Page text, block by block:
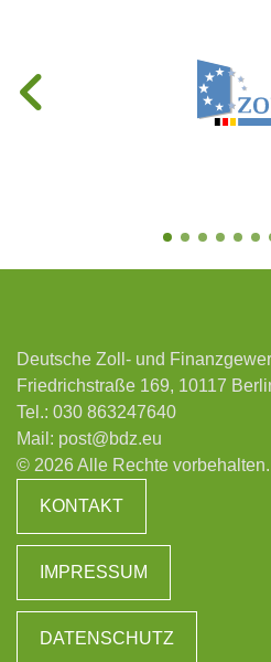
Deutsche Zoll- und
Friedrichstraße 169, 10117
Tel.: 030 863247640
Mail: post@bdz.eu
© 2026 Alle Rechte vorbehalten.
KONTAKT
IMPRESSUM
DATENSCHUTZ